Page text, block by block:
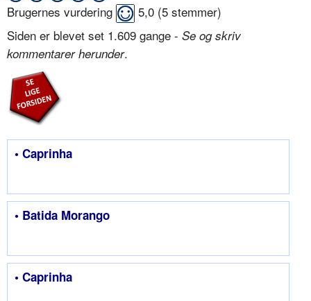
Brugernes vurdering 5,0 (5 stemmer)
Siden er blevet set 1.609 gange - Se og skriv
kommentarer herunder.
• Caprinha
• Batida Morango
• Caprinha